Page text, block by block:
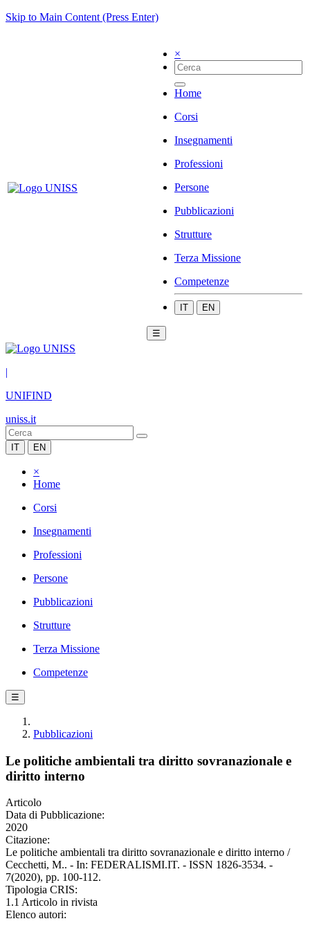
Skip to Main Content (Press Enter)
×
Home
Corsi
Insegnamenti
Professioni
Persone
Pubblicazioni
Strutture
Terza Missione
Competenze
IT EN
☰
|
UNIFIND
uniss.it
IT EN
×
Home
Corsi
Insegnamenti
Professioni
Persone
Pubblicazioni
Strutture
Terza Missione
Competenze
☰
Pubblicazioni
Le politiche ambientali tra diritto sovranazionale e
diritto interno
Articolo
Data di Pubblicazione:
2020
Citazione:
Le politiche ambientali tra diritto sovranazionale e diritto interno /
Cecchetti, M.. - In: FEDERALISMI.IT. - ISSN 1826-3534. -
7(2020), pp. 100-112.
Tipologia CRIS:
1.1 Articolo in rivista
Elenco autori: